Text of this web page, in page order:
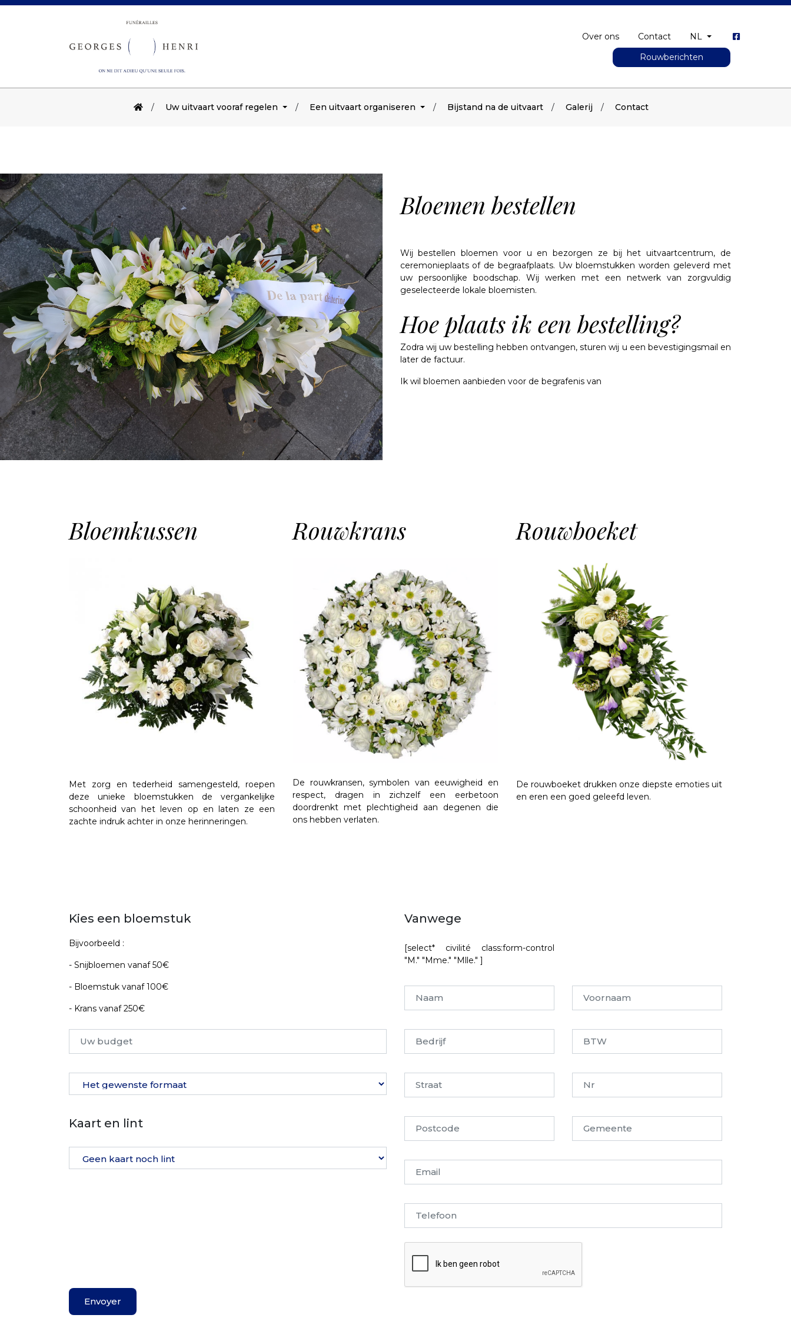
Over ons Contact
NL
Rouwberichten
Uw uitvaart vooraf regelen Een uitvaart organiseren Bijstand na de uitvaart Galerij Contact
Bloemen bestellen
Wij bestellen bloemen voor u en bezorgen ze bij het uitvaartcentrum, de
ceremonieplaats of de begraafplaats. Uw bloemstukken worden geleverd met
uw persoonlijke boodschap. Wij werken met een netwerk van zorgvuldig
geselecteerde lokale bloemisten.
Hoe plaats ik een bestelling?
Zodra wij uw bestelling hebben ontvangen, sturen wij u een bevestigingsmail en
later de factuur.
Ik wil bloemen aanbieden voor de begrafenis van
Bloemkussen
Met zorg en tederheid samengesteld, roepen
deze unieke bloemstukken de vergankelijke
schoonheid van het leven op en laten ze een
zachte indruk achter in onze herinneringen.
Rouwkrans
De rouwkransen, symbolen van eeuwigheid en
respect, dragen in zichzelf een eerbetoon
doordrenkt met plechtigheid aan degenen die
ons hebben verlaten.
Rouwboeket
De rouwboeket drukken onze diepste emoties uit
en eren een goed geleefd leven.
Kies een bloemstuk
Bijvoorbeeld :
- Snijbloemen vanaf 50€
- Bloemstuk vanaf 100€
- Krans vanaf 250€
Kaart en lint
Vanwege
[select* civilité class:form-control
"M." "Mme." "Mlle." ]